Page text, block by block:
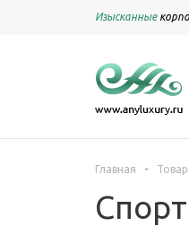
Изысканные
Главная -